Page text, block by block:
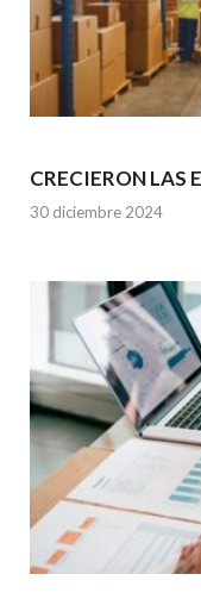
CRECIERON LAS
30 diciembre 2024